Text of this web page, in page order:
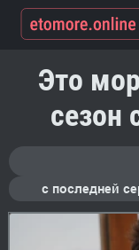
Это
сезон
с последней